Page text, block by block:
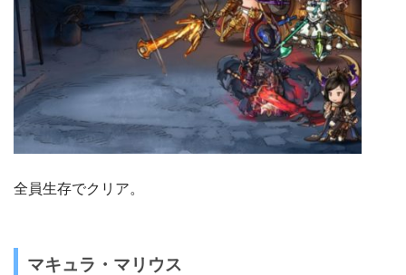
全員生存でクリア。
マキュラ・マリウス